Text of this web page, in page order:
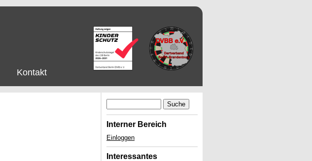
Kontakt
Suche
Interner Bereich
Einloggen
Interessantes